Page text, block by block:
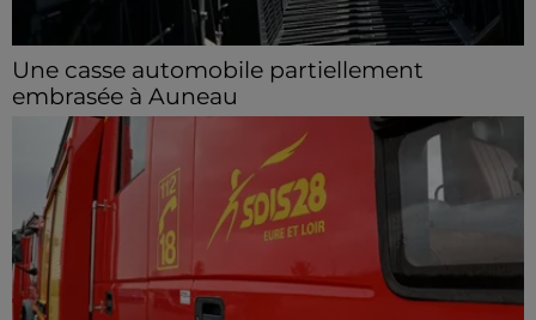
Une casse automobile partiellement
embrasée à Auneau
« chômage technique pour neuf personnes » après le
sinistre, qui a également fait un blessé.